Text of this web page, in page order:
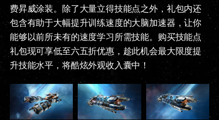
费昇威涂装。除了大量立得技能点之外，礼包内还
包含有助于大幅提升训练速度的大脑加速器，让你
能够以前所未有的速度学习所需技能。购买技能点
礼包现可享低至六五折优惠，趁此机会最大限度提
升技能水平，将酷炫外观收入囊中！